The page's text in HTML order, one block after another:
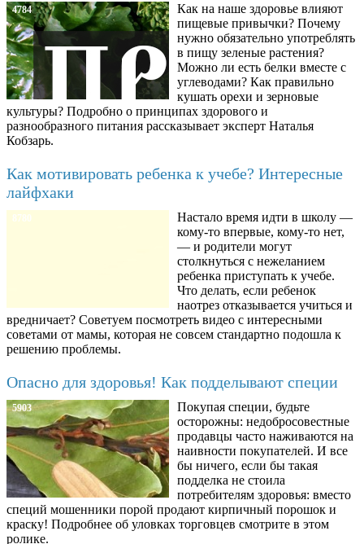
4784
Как на наше здоровье влияют
пищевые привычки? Почему
нужно обязательно употреблять
в пищу зеленые растения?
Можно ли есть белки вместе с
углеводами? Как правильно
кушать орехи и зерновые
культуры? Подробно о принципах здорового и
разнообразного питания рассказывает эксперт Наталья
Кобзарь.
Как мотивировать ребенка к учебе? Интересные
лайфхаки
8780
Настало время идти в школу —
кому-то впервые, кому-то нет,
— и родители могут
столкнуться с нежеланием
ребенка приступать к учебе.
Что делать, если ребенок
наотрез отказывается учиться и
вредничает? Советуем посмотреть видео с интересными
советами от мамы, которая не совсем стандартно подошла к
решению проблемы.
Опасно для здоровья! Как подделывают специи
5903
Покупая специи, будьте
осторожны: недобросовестные
продавцы часто наживаются на
наивности покупателей. И все
бы ничего, если бы такая
подделка не стоила
потребителям здоровья: вместо
специй мошенники порой продают кирпичный порошок и
краску! Подробнее об уловках торговцев смотрите в этом
ролике.